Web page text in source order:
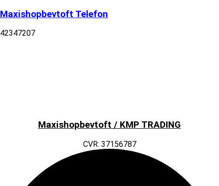
Maxishopbevtoft Telefon
42347207
Maxishopbevtoft / KMP TRADING
CVR: 37156787